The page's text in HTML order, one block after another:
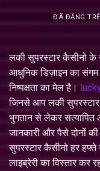
ĐÃ ĐĂNG
लकी सुपरस्टार कैसीनो के
आधुनिक डिज़ाइन का
निष्पक्षता का मेल है।
जिनसे आप लकी
भुगतान से लेकर सत्यापित
जानकारी और पैसे दोनों
सुपरस्टार कैसीनो हर
लाइब्रेरी का विस्तार